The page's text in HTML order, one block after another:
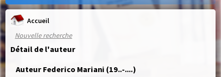
Accueil
Nouvelle recherche
Détail de l'auteur
Auteur Federico Mariani (19..-....)